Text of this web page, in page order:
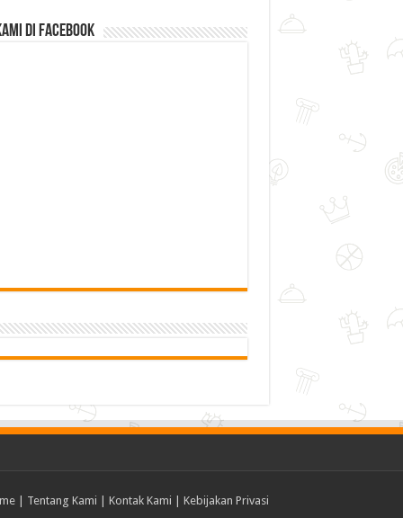
di Facebook
| Tentang Kami Kontak Kami Kebijakan Privasi